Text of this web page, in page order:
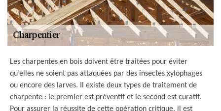
Les charpentes en bois doivent être traitées pour éviter
qu’elles ne soient pas attaquées par des insectes xylophages
ou encore des larves. Il existe deux types de traitement de
charpente : le premier est préventif et le second est curatif.
Pour assurer la réussite de cette opération critique, il est